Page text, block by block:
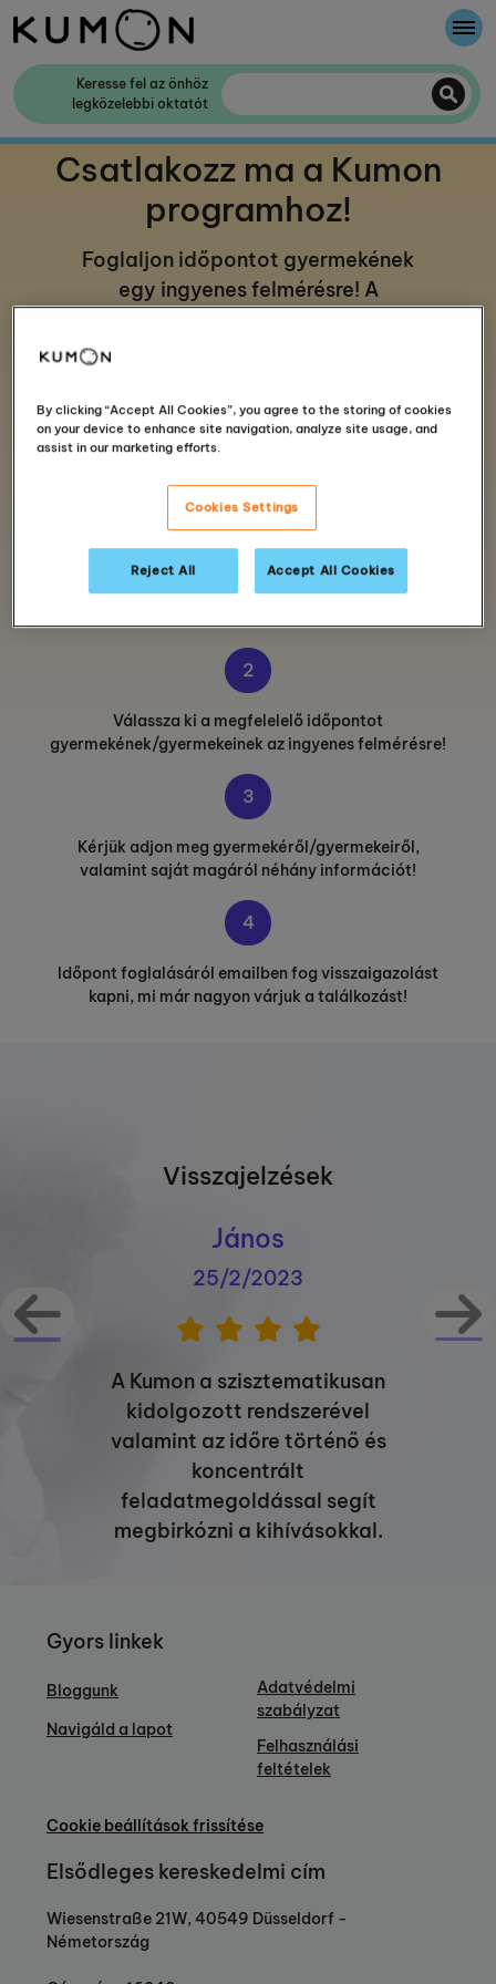
Keresse fel az önhöz
legközelebbi oktatót
Csatlakozz ma a Kumon
programhoz!
Foglaljon időpontot gyermekének
egy ingyenes felmérésre! A
Irányítószámának vagy a város nevének
megadásával felül kiválaszthatja az önnek megfelelő
2
Válassza ki a megfelelelő időpontot
gyermekének/gyermekeinek az ingyenes felmérésre!
3
Kérjük adjon meg gyermekéről/gyermekeiről,
valamint saját magáról néhány információt!
4
Időpont foglalásáról emailben fog visszaigazolást
kapni, mi már nagyon várjuk a találkozást!
Visszajelzések
János
25/2/2023
A Kumon a szisztematikusan
kidolgozott rendszerével
valamint az időre történő és
koncentrált
feladatmegoldással segít
megbirkózni a kihívásokkal.
Gyors linkek
Bloggunk
Navigáld a lapot
Adatvédelmi
szabályzat
Felhasználási
feltételek
Cookie beállítások frissítése
Elsődleges kereskedelmi cím
Wiesenstraße 21W, 40549 Düsseldorf -
Németország
A cégről
A Kumon Módszer
By clicking “Accept All Cookies”, you agree to the storing of cookies
on your device to enhance site navigation, analyze site usage, and
assist in our marketing efforts.
Cookies Settings
Reject All Accept All Cookies